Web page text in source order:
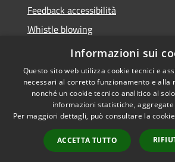
Feedback accessibilità
Whistle blowing
Titolare potere sostitutivo
Accessibilità
Lurate
Informazioni sui
Questo sito web utilizza cookie tecnici e
necessari al corretto funzionamento e alla
nonché un cookie tecnico analitico al
informazioni statistiche,
Per maggiori dettagli, può consultare la
ACCETTA TUTTO